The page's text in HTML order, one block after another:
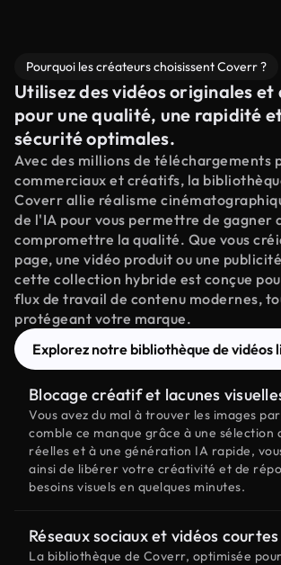
Pourquoi les créateurs choisissent Coverr ?
Utilisez des vidéos originales et
pour une qualité, une rapidité
sécurité optimales.
Avec des millions de téléchargements
commerciaux et créatifs, la
Coverr allie réalisme
de l'IA pour vous permettre de gagner
compromettre la qualité. Que vous
page, une vidéo produit ou une
cette collection hybride est conçue
flux de travail de contenu modernes,
protégeant votre marque.
Explorez notre bibliothèque de vidéos
Blocage créatif et lacunes
Vous avez du mal à trouver les images
comble ce manque grâce à une sélection
réelles et à une génération IA rapide,
ainsi de libérer votre créativité et de
besoins visuels en quelques minutes.
Réseaux sociaux et vidéos courtes
La bibliothèque de Coverr, optimisée